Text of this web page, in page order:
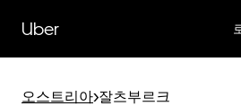
Uber
오스트리아>잘츠부르크